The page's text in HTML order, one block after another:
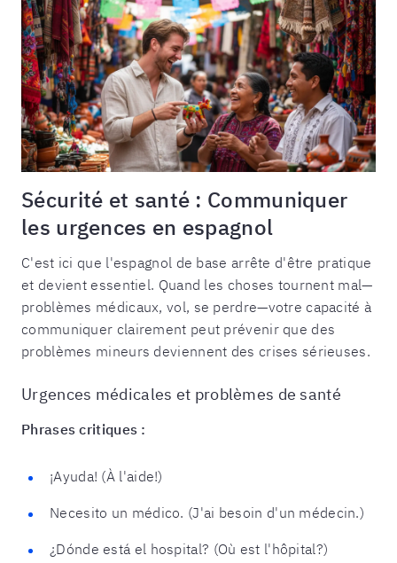
Sécurité et santé : Communiquer
les urgences en espagnol
C'est ici que l'espagnol de base arrête d'être pratique
et devient essentiel. Quand les choses tournent mal—
problèmes médicaux, vol, se perdre—votre capacité à
communiquer clairement peut prévenir que des
problèmes mineurs deviennent des crises sérieuses.
Urgences médicales et problèmes de santé
Phrases critiques :
¡Ayuda! (À l'aide!)
Necesito un médico. (J'ai besoin d'un médecin.)
¿Dónde está el hospital? (Où est l'hôpital?)